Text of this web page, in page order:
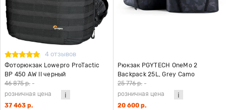
4 отзывов
Фоторюкзак Lowepro ProTactic
BP 450 AW II черный
46 875 р. -
розничная цена
37 463 р.
Рюкзак PGYTECH OneMo 2
Backpack 25L, Grey Camo
25 776 р. -
розничная цена
20 600 р.